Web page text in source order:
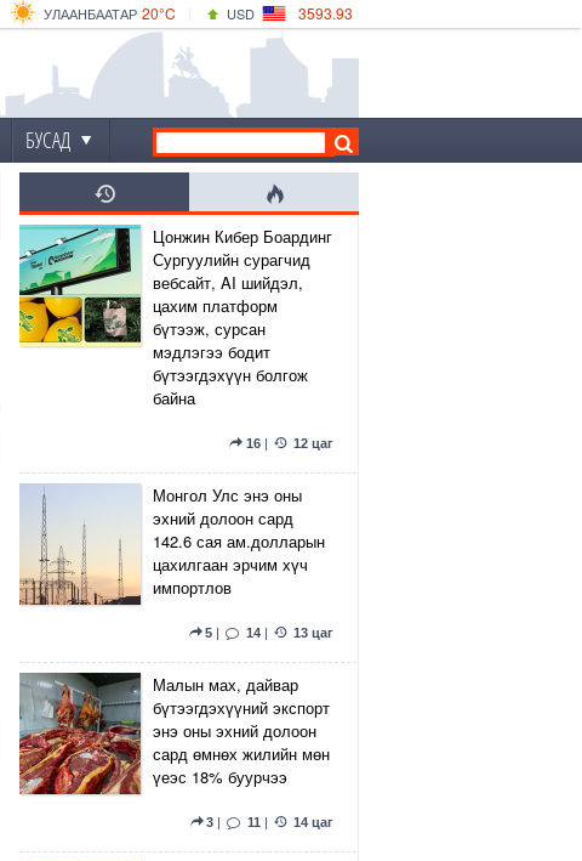
20°C
УЛААНБААТАР
22°C
ДАРХАН
19°C
ЭРДЭНЭТ
USD 3593.93
4149.01
БУСАД
Цонжин Кибер Боардинг
Сургуулийн сурагчид
вебсайт, AI шийдэл,
цахим платформ
бүтээж, сурсан
мэдлэгээ бодит
бүтээгдэхүүн болгож
байна
16| 12 цаг
Монгол Улс энэ оны
эхний долоон сард
142.6 сая ам.долларын
цахилгаан эрчим хүч
импортлов
5 | 14 | 13 цаг
Малын мах, дайвар
бүтээгдэхүүний экспорт
энэ оны эхний долоон
сард өмнөх жилийн мөн
үеэс 18% буурчээ
3 | 11 | 14 цаг